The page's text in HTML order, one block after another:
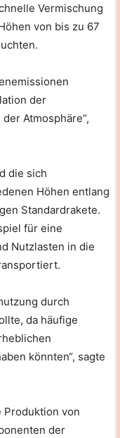
Vermischung
von bis zu 67
der
Atmosphäre“,
die sich
Höhen entlang
Standardrakete.
für eine
Nutzlasten in die
durch
da häufige
könnten“, sagte
Produktion von
der